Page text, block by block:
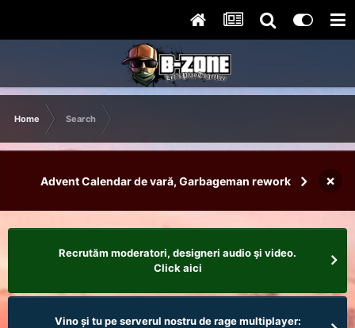
Home Search
Advent Calendar de vară, Garbageman rework ×
Recrutăm moderatori, designeri audio şi video.
Click aici
Vino și tu pe serverul nostru de rage multiplayer: